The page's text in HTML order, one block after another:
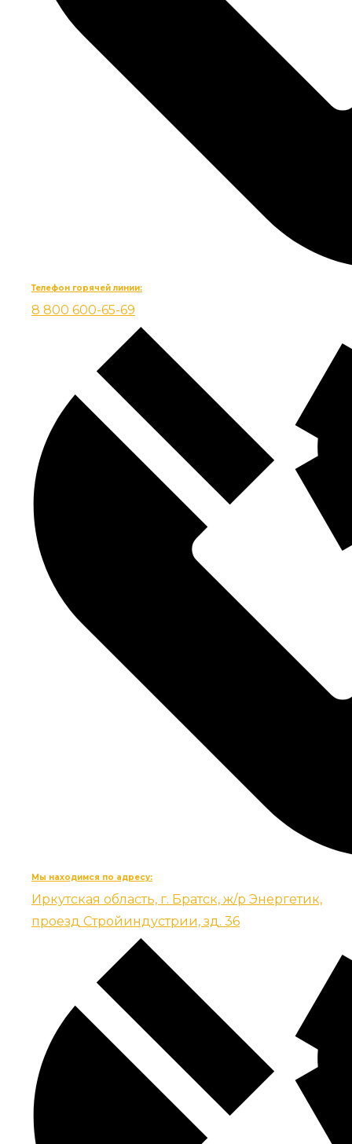
Телефон горячей линии:
8 800 600-65-69
Мы находимся по адресу:
Иркутская область, г. Братск, ж/р Энергетик,
проезд Стройиндустрии, зд. 36